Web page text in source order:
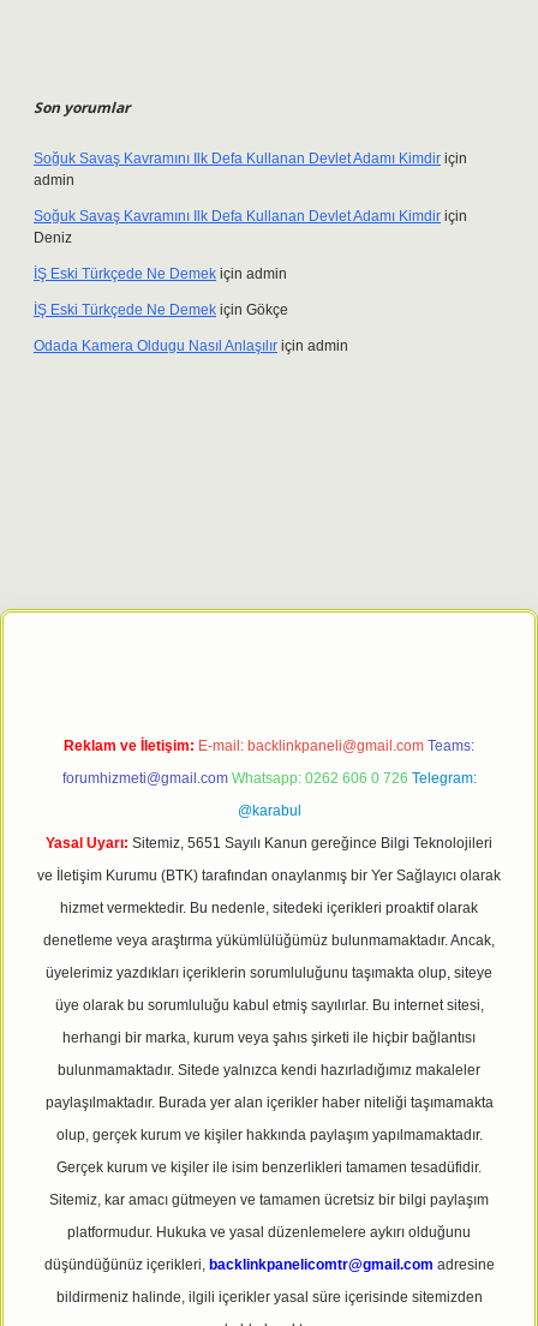
Son yorumlar
Soğuk Savaş Kavramını Ilk Defa Kullanan Devlet Adamı Kimdir için
admin
Soğuk Savaş Kavramını Ilk Defa Kullanan Devlet Adamı Kimdir için
Deniz
İŞ Eski Türkçede Ne Demek için admin
İŞ Eski Türkçede Ne Demek için Gökçe
Odada Kamera Oldugu Nasıl Anlaşılır için admin
giriş adresitulipbett.net
Reklam ve İletişim: E-mail: backlinkpaneli@gmail.com Teams:
forumhizmeti@gmail.com Whatsapp: 0262 606 0 726 Telegram:
@karabul
Yasal Uyarı: Sitemiz, 5651 Sayılı Kanun gereğince Bilgi Teknolojileri
ve İletişim Kurumu (BTK) tarafından onaylanmış bir Yer Sağlayıcı olarak
hizmet vermektedir. Bu nedenle, sitedeki içerikleri proaktif olarak
denetleme veya araştırma yükümlülüğümüz bulunmamaktadır. Ancak,
üyelerimiz yazdıkları içeriklerin sorumluluğunu taşımakta olup, siteye
üye olarak bu sorumluluğu kabul etmiş sayılırlar. Bu internet sitesi,
herhangi bir marka, kurum veya şahıs şirketi ile hiçbir bağlantısı
bulunmamaktadır. Sitede yalnızca kendi hazırladığımız makaleler
paylaşılmaktadır. Burada yer alan içerikler haber niteliği taşımamakta
olup, gerçek kurum ve kişiler hakkında paylaşım yapılmamaktadır.
Gerçek kurum ve kişiler ile isim benzerlikleri tamamen tesadüfidir.
Sitemiz, kar amacı gütmeyen ve tamamen ücretsiz bir bilgi paylaşım
platformudur. Hukuka ve yasal düzenlemelere aykırı olduğunu
düşündüğünüz içerikleri, backlinkpanelicomtr@gmail.com adresine
bildirmeniz halinde, ilgili içerikler yasal süre içerisinde sitemizden